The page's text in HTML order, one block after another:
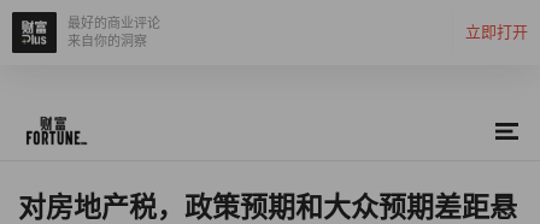
立即打开
最好的商业评论
来自你的洞察
对房地产税，政策预期和大众预期差距悬